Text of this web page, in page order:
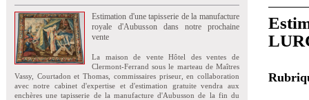
Estimation d'une tapisserie de la manufacture
royale d'Aubusson dans notre prochaine
vente
La maison de vente Hôtel des ventes de
Clermont-Ferrand sous le marteau de Maîtres
Vassy, Courtadon et Thomas, commissaires priseur, en collaboration
avec notre cabinet d'expertise et d'estimation gratuite vendra aux
enchères une tapisserie de la manufacture d'Aubusson de la fin du